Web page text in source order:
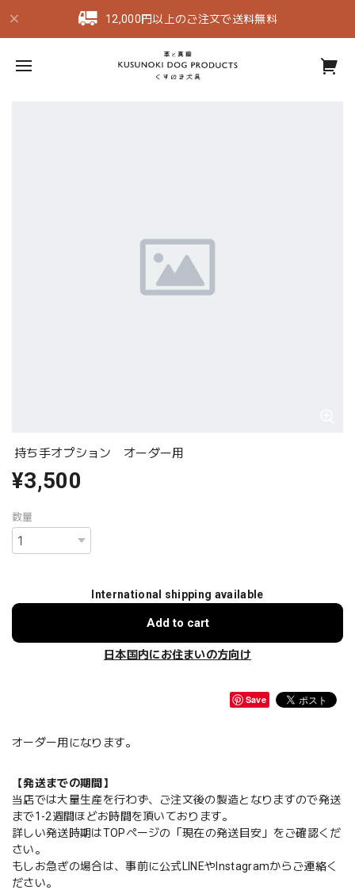
12,000円以上のご注文で送料無料
持ち手オプション オーダー用
¥3,500
数量
International shipping available
Add to cart
日本国内にお住まいの方向け
Save
オーダー用になります。
【発送までの期間】
当店では大量生産を行わず、ご注文後の製造となりますので発送
まで1-2週間ほどお時間を頂いております。
詳しい発送時期はTOPページの「現在の発送目安」をご確認くだ
さい。
もしお急ぎの場合は、事前に公式LINEやInstagramからご連絡く
ださい。